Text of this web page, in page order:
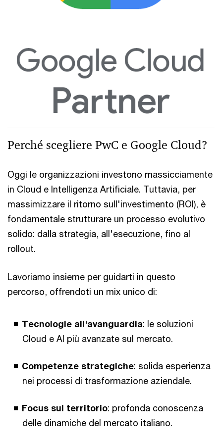
Perché scegliere PwC e Google Cloud?
Oggi le organizzazioni investono massicciamente
in Cloud e Intelligenza Artificiale. Tuttavia, per
massimizzare il ritorno sull'investimento (ROI), è
fondamentale strutturare un processo evolutivo
solido: dalla strategia, all'esecuzione, fino al
rollout.
Lavoriamo insieme per guidarti in questo
percorso, offrendoti un mix unico di:
Tecnologie all'avanguardia: le soluzioni
Cloud e AI più avanzate sul mercato.
Competenze strategiche: solida esperienza
nei processi di trasformazione aziendale.
Focus sul territorio: profonda conoscenza
delle dinamiche del mercato italiano.